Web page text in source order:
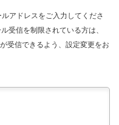
アドレスをご入力してくださ
受信を制限されている方は、
受信できるよう、設定変更をお